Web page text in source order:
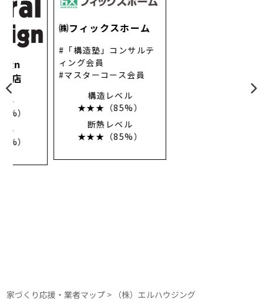
㈱フィックスホーム
「構造塾」コンサルテ
ィング会員
マスターコース会員
構造レベル
★★★（85%）
断熱レベル
★★★（85%）
（株）松本工務店
家づくり応援・業者マップ > （株）エルハウジング